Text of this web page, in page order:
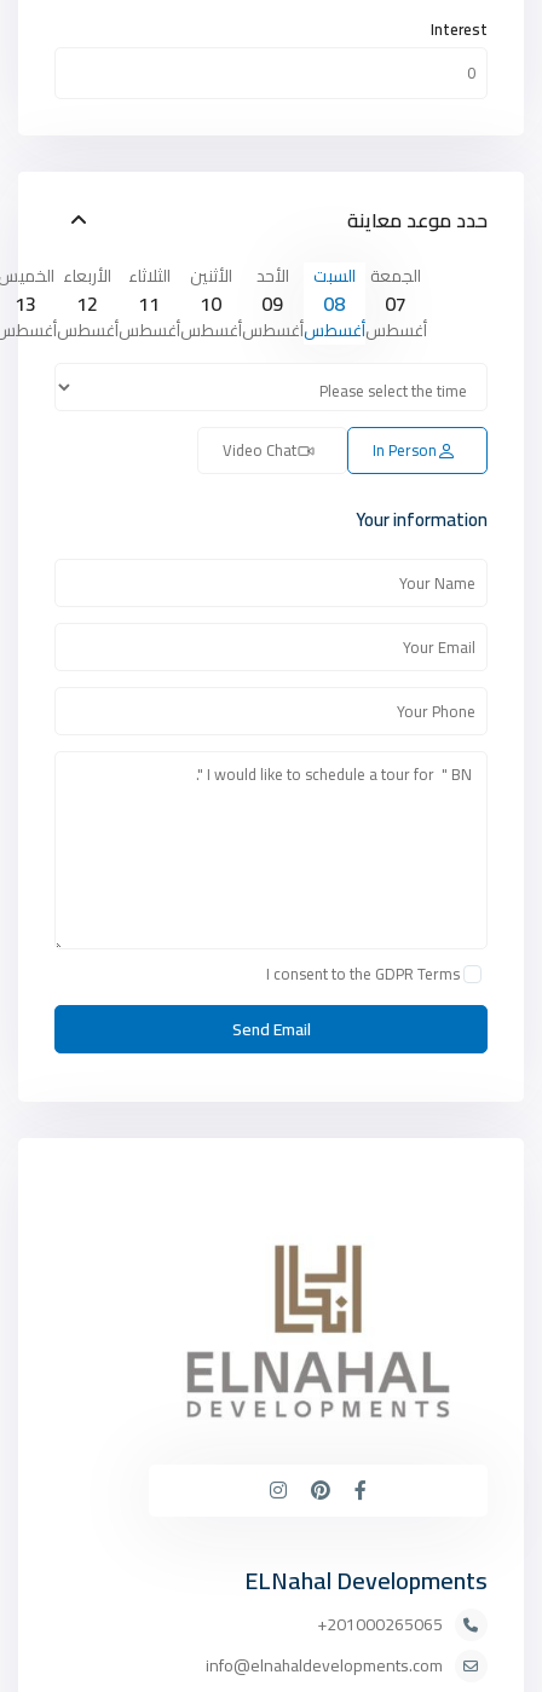
Interest
حدد موعد معاينة
الجمعة
07
أغسطس
السبت
08
أغسطس
الأحد
09
أغسطس
الأثنين
10
أغسطس
الثلاثاء
11
أغسطس
الأربعاء
12
أغسطس
13
In Person
Video Chat
Your information
I consent to the GDPR Terms
ELNahal Developments
201000265065+
info@elnahaldevelopments.com